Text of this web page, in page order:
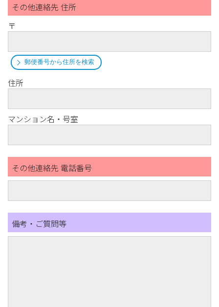
その他連絡先 住所
〒
郵便番号から住所を検索
住所
マンション名・号室
その他連絡先 電話番号
備考・ご質問等